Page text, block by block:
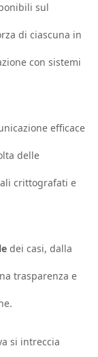
sul
di ciascuna in
con sistemi
efficace
delle
crittografati e
dei casi, dalla
trasparenza e
si intreccia